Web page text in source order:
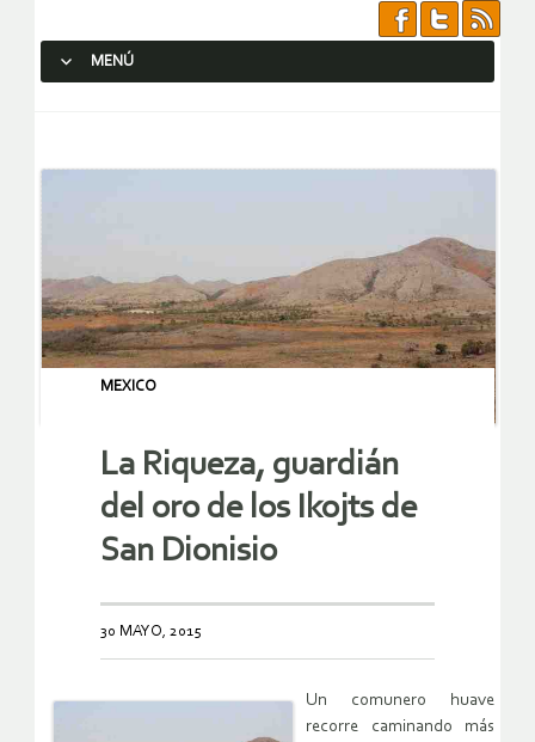
MENÚ
MEXICO
La Riqueza, guardián
del oro de los Ikojts de
San Dionisio
30 MAYO, 2015
Un comunero huave
recorre caminando más